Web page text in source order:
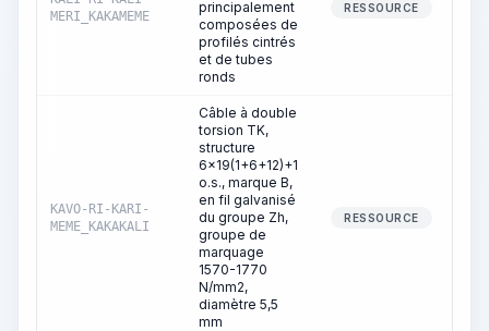
MERI_KAKAMEME
principalement
composées de
profilés cintrés
et de tubes
ronds
RESSOURCE
KAVO-RI-KARI-
MEME_KAKAKALI
Câble à double
torsion TK,
structure
6x19(1+6+12)+1
o.s., marque B,
en fil galvanisé
du groupe Zh,
groupe de
marquage
1570-1770
N/mm2,
diamètre 5,5
mm
RESSOURCE